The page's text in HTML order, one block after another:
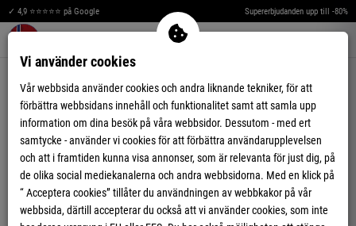
✓ 4,9 ⭐⭐⭐⭐⭐ på Google Supererbjudanden upp till -80%
Warenkorb aufklappen
SNABB INLOGGNING
Logga in med ett klick med ditt befintliga konto.
KUNDINLOGGNING
Vi använder cookies
Vår webbsida använder cookies och andra liknande tekniker, för att
förbättra webbsidans innehåll och funktionalitet samt att samla upp
information om dina besök på våra webbsidor. Dessutom - med ert
samtycke - använder vi cookies för att förbättra användarupplevelsen
och att i framtiden kunna visa annonser, som är relevanta för just dig, på
de olika social mediekanalerna och andra webbsidorna. Med en klick på
“ Acceptera cookies” tillåter du användningen av webbkakor på vår
webbsida, därtill accepterar du också att vi använder cookies, som inte